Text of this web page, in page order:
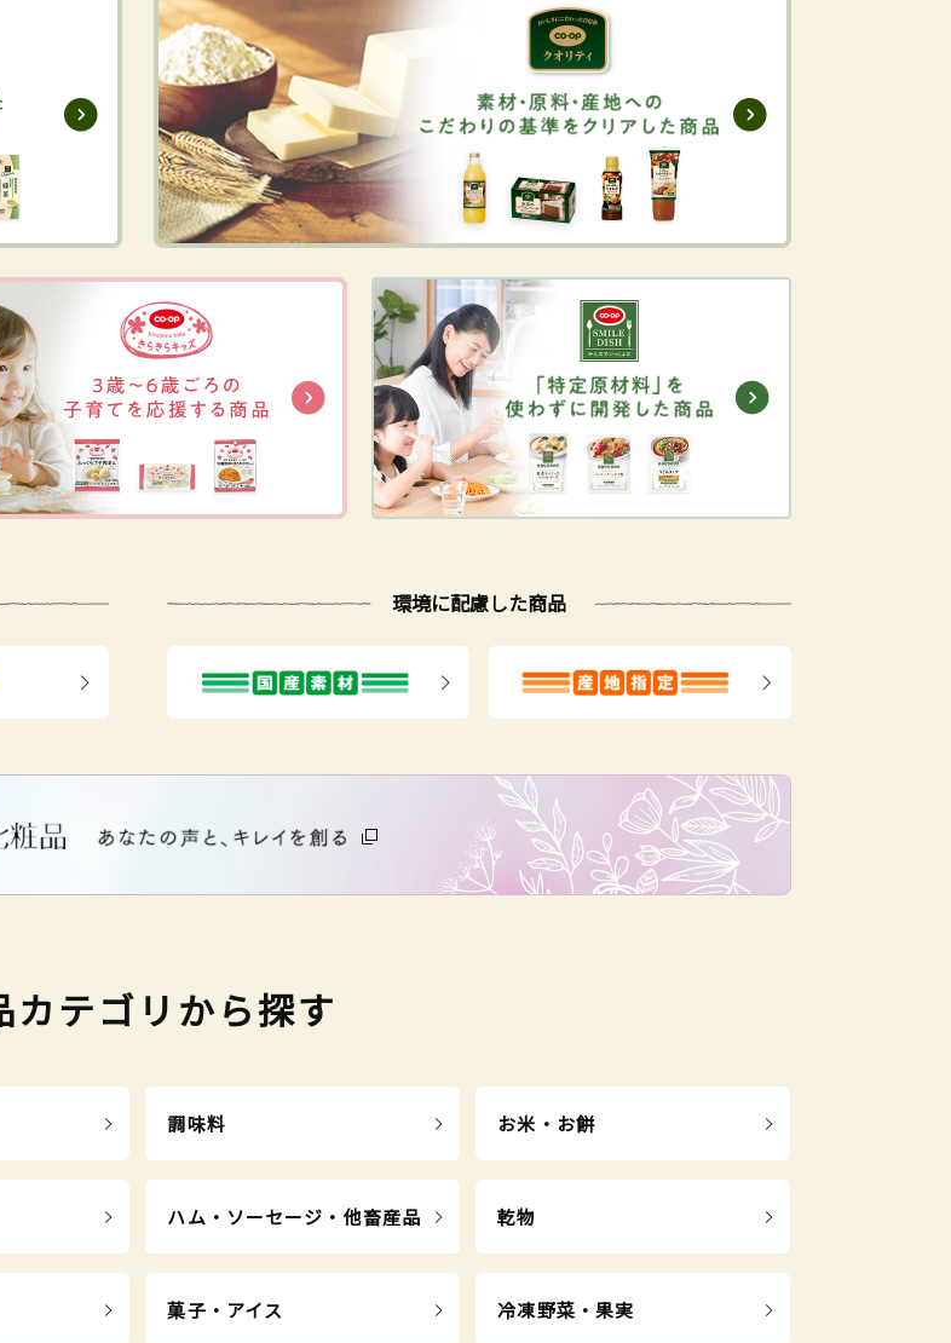
環境に配慮した商品
カテゴリから探す
調味料 お米・お餅
ハム・ソーセージ・他畜産品 乾物
菓子・アイス 冷凍野菜・果実